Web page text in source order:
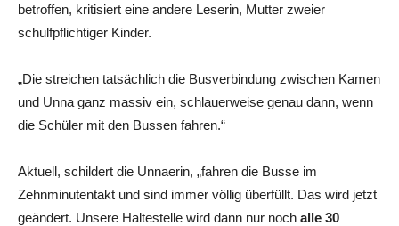
betroffen, kritisiert eine andere Leserin, Mutter zweier
schulfpflichtiger Kinder.
„Die streichen tatsächlich die Busverbindung zwischen Kamen
und Unna ganz massiv ein, schlauerweise genau dann, wenn
die Schüler mit den Bussen fahren.“
Aktuell, schildert die Unnaerin, „fahren die Busse im
Zehnminutentakt und sind immer völlig überfüllt. Das wird jetzt
geändert. Unsere Haltestelle wird dann nur noch alle 30